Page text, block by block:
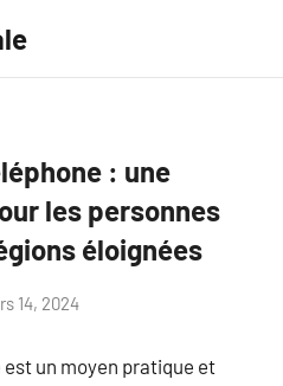
: une
les personnes
éloignées
14, 2024
un moyen pratique et